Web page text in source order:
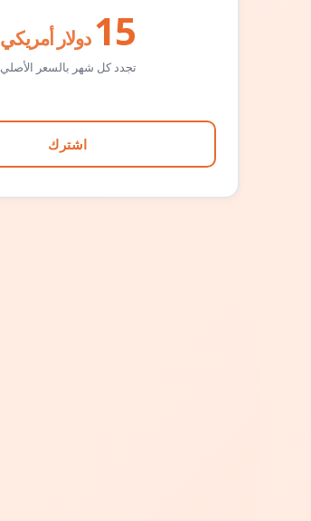
15 دولار أمريكي
تجدد كل شهر بالسعر الأصلي
اشترك